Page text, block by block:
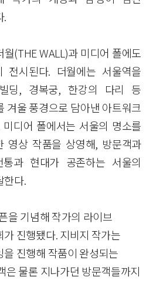
.
월(THE WALL)과 미디어 폴에도
전시된다. 더월에는 서울역을
빌딩, 경복궁,한강의 다리 등
겨울 풍경으로 담아낸 아트워크
미디어 폴에서는 서울의 명소를
영상 작품을 상영해, 방문객과
과 현대가 공존하는 서울의
한다.
을 기념해 작가의 라이브
가 진행됐다.지비지 작가는
진행해 작품이 완성되는
은 물론 지나가던 방문객들까지